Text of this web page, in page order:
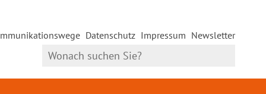
Datenschutz Impressum Newsletter